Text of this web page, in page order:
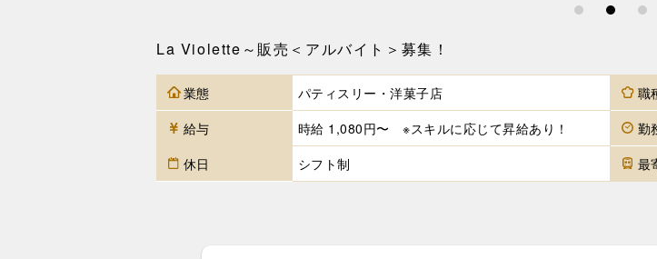
1 2
3
La Violette～販売＜アルバイト＞募集！
業態 パティスリー・洋菓子店 職
給与
時給 1,080円〜 ※スキルに応じて昇給あり！ 勤
休日
シフト制 最